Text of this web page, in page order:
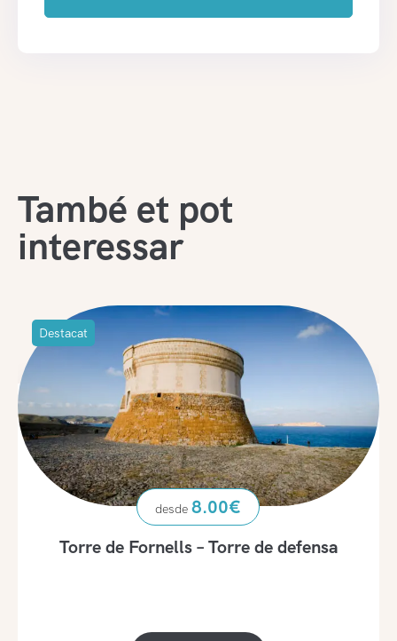
També et pot
interessar
Destacat
Torre de Fornells – Torre de defensa
8.00€